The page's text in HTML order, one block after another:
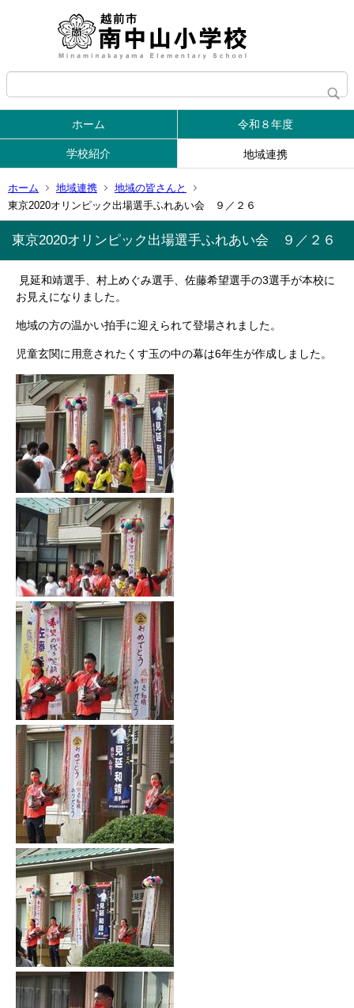
ホーム 令和８年度
学校紹介 地域連携
ホーム 地域連携
地域の皆さんと
東京2020オリンピック出場選手ふれあい会 ９／２６
東京2020オリンピック出場選手ふれあい会 ９／２６
見延和靖選手、村上めぐみ選手、佐藤希望選手の3選手が本校に
お見えになりました。
地域の方の温かい拍手に迎えられて登場されました。
児童玄関に用意されたくす玉の中の幕は6年生が作成しました。